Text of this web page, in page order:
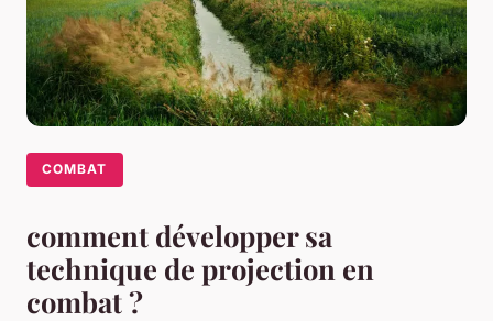
COMBAT
comment développer sa
technique de projection en
combat ?